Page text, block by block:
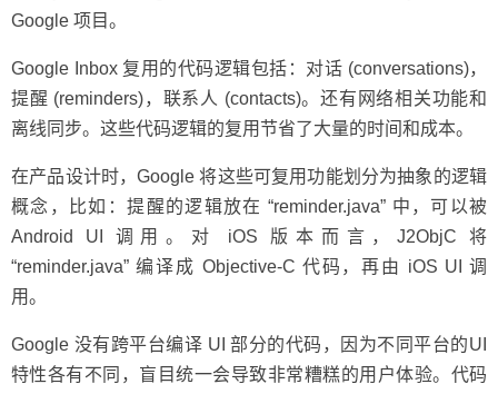
Google 项目。
Google Inbox 复用的代码逻辑包括：对话 (conversations)，
提醒 (reminders)，联系人 (contacts)。还有网络相关功能和
离线同步。这些代码逻辑的复用节省了大量的时间和成本。
在产品设计时，Google 将这些可复用功能划分为抽象的逻辑
概念，比如：提醒的逻辑放在 “reminder.java” 中，可以被
Android UI 调用。对 iOS 版本而言，J2ObjC 将
“reminder.java” 编译成 Objective-C 代码，再由 iOS UI 调
用。
Google 没有跨平台编译 UI 部分的代码，因为不同平台的UI
特性各有不同，盲目统一会导致非常糟糕的用户体验。代码